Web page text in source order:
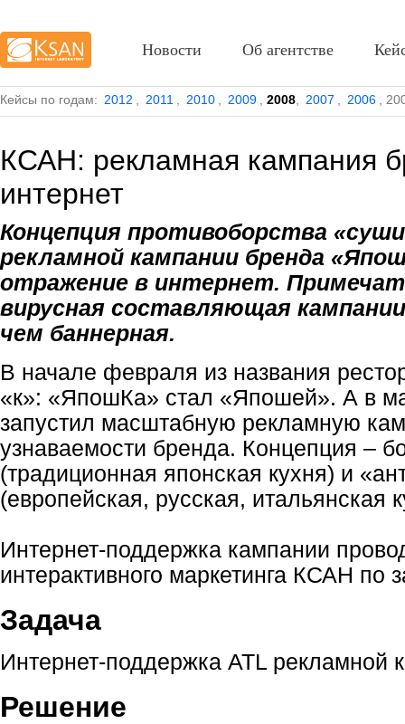
Кейсы по годам: 2012 2011 2010 2009 2008 2007 2006
КСАН: рекламная кампания
интернет
Концепция противоборства
рекламной кампании бренда
отражение в интернет.
вирусная составляющая
чем баннерная.
В начале февраля из названия
«к»: «ЯпошКа» стал «Япошей». А в
запустил масштабную рекламную
узнаваемости бренда. Концепция –
(традиционная японская кухня) и
(европейская, русская, итальянская
Интернет-поддержка кампании
интерактивного маркетинга КСАН по
Задача
Интернет-поддержка ATL рекламной
Решение
Новости Об агентстве